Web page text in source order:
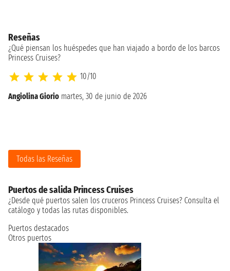
Reseñas
¿Qué piensan los huéspedes que han viajado a bordo de los barcos
Princess Cruises?
10/10
Angiolina Giorio martes, 30 de junio de 2026
Todas las Reseñas
Puertos de salida Princess Cruises
¿Desde qué puertos salen los cruceros Princess Cruises? Consulta el
catálogo y todas las rutas disponibles.
Puertos destacados
Otros puertos